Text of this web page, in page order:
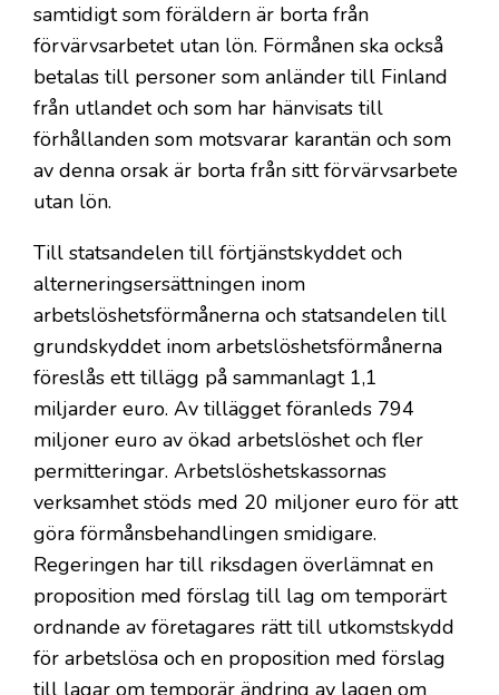
samtidigt som föräldern är borta från
förvärvsarbetet utan lön. Förmånen ska också
betalas till personer som anländer till Finland
från utlandet och som har hänvisats till
förhållanden som motsvarar karantän och som
av denna orsak är borta från sitt förvärvsarbete
utan lön.
Till statsandelen till förtjänstskyddet och
alterneringsersättningen inom
arbetslöshetsförmånerna och statsandelen till
grundskyddet inom arbetslöshetsförmånerna
föreslås ett tillägg på sammanlagt 1,1
miljarder euro. Av tillägget föranleds 794
miljoner euro av ökad arbetslöshet och fler
permitteringar. Arbetslöshetskassornas
verksamhet stöds med 20 miljoner euro för att
göra förmånsbehandlingen smidigare.
Regeringen har till riksdagen överlämnat en
proposition med förslag till lag om temporärt
ordnande av företagares rätt till utkomstskydd
för arbetslösa och en proposition med förslag